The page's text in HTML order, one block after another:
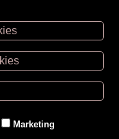
Marketing